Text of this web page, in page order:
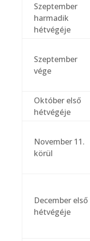
Szeptember
harmadik
hétvégéje
Szeptember
vége
Október első
hétvégéje
November 11.
körül
December első
hétvégéje